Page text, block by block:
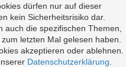
dürfen nur auf dieser
kein Sicherheitsrisiko dar.
die spezifischen Themen,
letzten Mal gelesen haben.
akzeptieren oder ablehnen.
Datenschutzerklärung